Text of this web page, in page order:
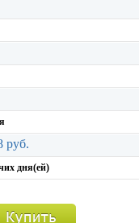
руб.
дня(ей)